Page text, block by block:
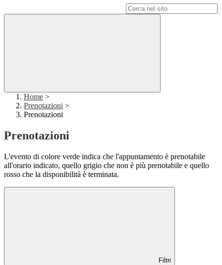
Home >
Prenotazioni >
Prenotazioni
Prenotazioni
L'evento di colore verde indica che l'appuntamento è prenotabile
all'orario indicato, quello grigio che non è più prenotabile e quello
rosso che la disponibilità è terminata.
Filtri